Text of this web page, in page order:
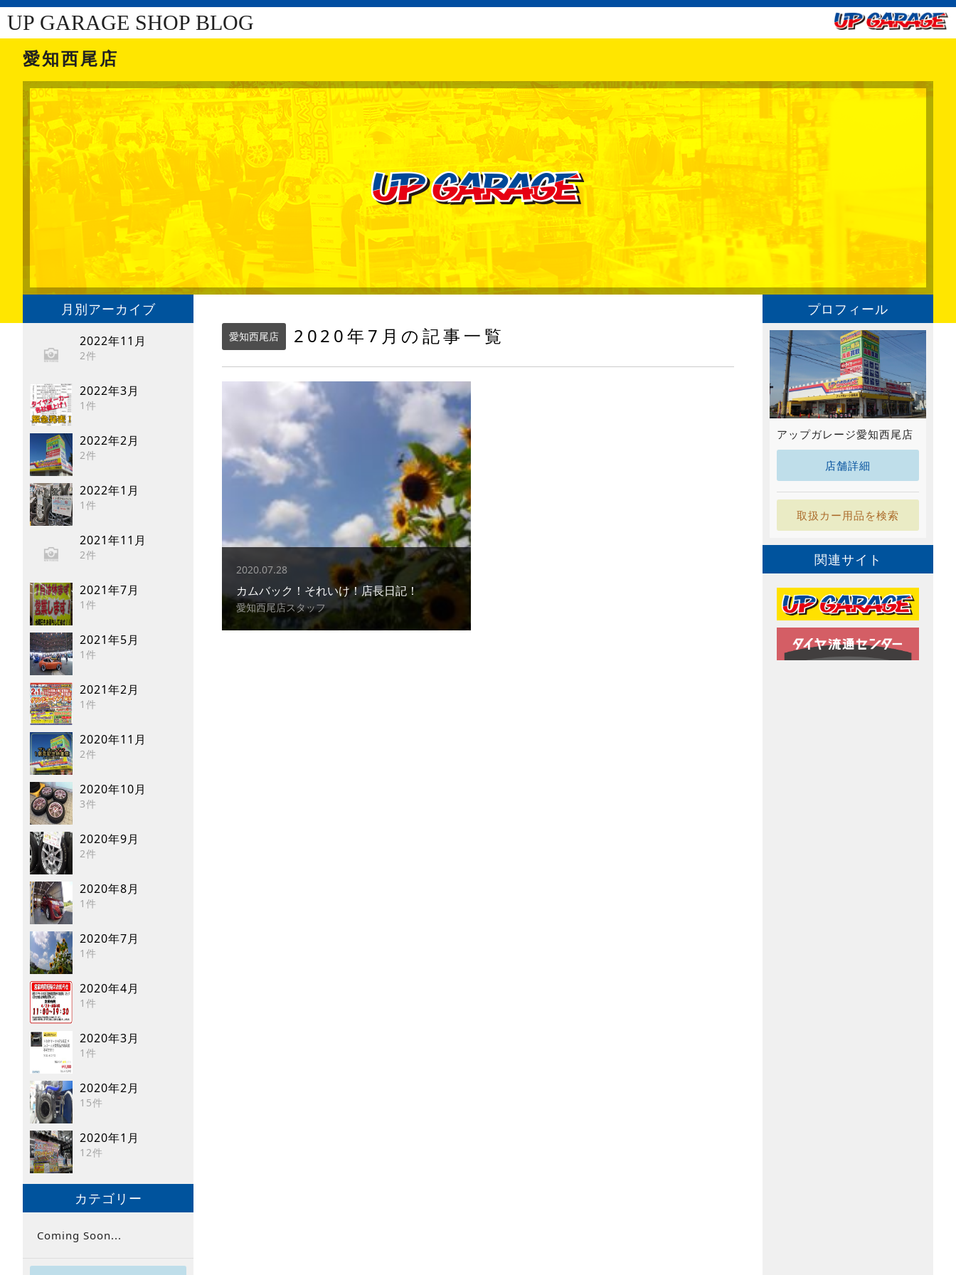
UP GARAGE SHOP BLOG
愛知西尾店
月別アーカイブ
2022年11月
2件
2022年3月
1件
2022年2月
2件
2022年1月
1件
2021年11月
2件
2021年7月
1件
2021年5月
1件
2021年2月
1件
2020年11月
2件
2020年10月
3件
2020年9月
2件
2020年8月
1件
2020年7月
1件
2020年4月
1件
2020年3月
1件
2020年2月
15件
2020年1月
12件
カテゴリー
Coming Soon...
愛知西尾店 2020年7月の記事一覧
2020.07.28
カムバック！それいけ！店長日記！
愛知西尾店スタッフ
プロフィール
アップガレージ愛知西尾店
店舗詳細
取扱カー用品を検索
関連サイト